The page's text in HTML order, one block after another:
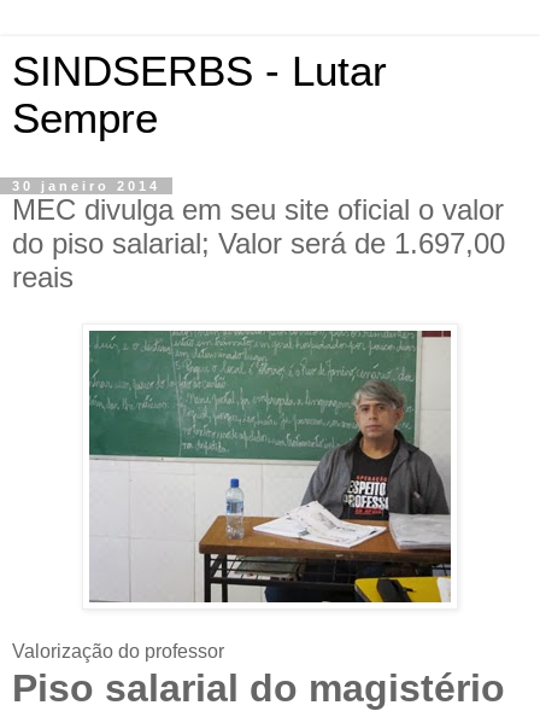
SINDSERBS - Lutar
Sempre
30 janeiro 2014
MEC divulga em seu site oficial o valor
do piso salarial; Valor será de 1.697,00
reais
Valorização do professor
Piso salarial do magistério